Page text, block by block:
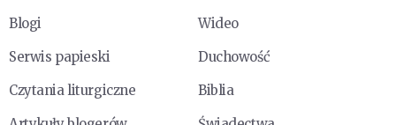
Blogi
Wideo
Serwis papieski
Duchowość
Czytania liturgiczne
Biblia